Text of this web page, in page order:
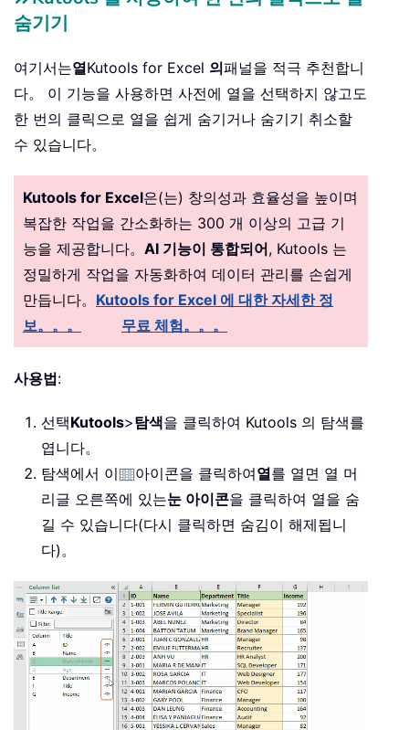
숨기기
여기서는열Kutools for Excel 의패널을 적극 추천합니
다。 이 기능을 사용하면 사전에 열을 선택하지 않고도
한 번의 클릭으로 열을 쉽게 숨기거나 숨기기 취소할
수 있습니다。
Kutools for Excel은(는) 창의성과 효율성을 높이며
복잡한 작업을 간소화하는 300 개 이상의 고급 기
능을 제공합니다。 AI 기능이 통합되어, Kutools 는
정밀하게 작업을 자동화하여 데이터 관리를 손쉽게
만듭니다。 Kutools for Excel 에 대한 자세한 정
보。。。
무료 체험。。。
사용법:
선택Kutools>탐색을 클릭하여 Kutools 의 탐색를
엽니다。
탐색에서 이
아이콘을 클릭하여열를 열면 열 머
리글 오른쪽에 있는눈 아이콘을 클릭하여 열을 숨
길 수 있습니다(다시 클릭하면 숨김이 해제됩니
다)。